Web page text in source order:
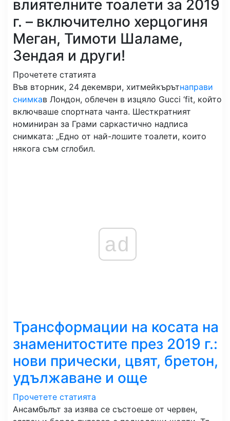
влиятелните тоалети за 2019
г. – включително херцогиня
Меган, Тимоти Шаламе,
Зендая и други!
Прочетете статията
Във вторник, 24 декември, хитмейкърътнаправи
снимкав Лондон, облечен в изцяло Gucci ‘fit, който
включваше спортната чанта. Шесткратният
номиниран за Грами саркастично надписа
снимката: „Едно от най-лошите тоалети, които
някога съм сглобил.
ad
Трансформации на косата на
знаменитостите през 2019 г.:
нови прически, цвят, бретон,
удължаване и още
Прочетете статията
Ансамбълът за изява се състоеше от червен,